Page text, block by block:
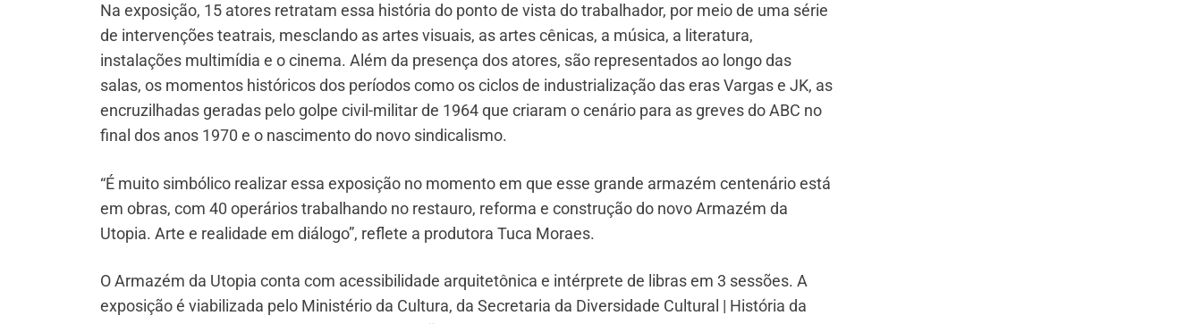
Na exposição, 15 atores retratam essa história do ponto de vista do trabalhador, por meio de uma série
de intervenções teatrais, mesclando as artes visuais, as artes cênicas, a música, a literatura,
instalações multimídia e o cinema. Além da presença dos atores, são representados ao longo das
salas, os momentos históricos dos períodos como os ciclos de industrialização das eras Vargas e JK, as
encruzilhadas geradas pelo golpe civil-militar de 1964 que criaram o cenário para as greves do ABC no
final dos anos 1970 e o nascimento do novo sindicalismo.
“É muito simbólico realizar essa exposição no momento em que esse grande armazém centenário está
em obras, com 40 operários trabalhando no restauro, reforma e construção do novo Armazém da
Utopia. Arte e realidade em diálogo”, reflete a produtora Tuca Moraes.
O Armazém da Utopia conta com acessibilidade arquitetônica e intérprete de libras em 3 sessões. A
exposição é viabilizada pelo Ministério da Cultura, da Secretaria da Diversidade Cultural | História da